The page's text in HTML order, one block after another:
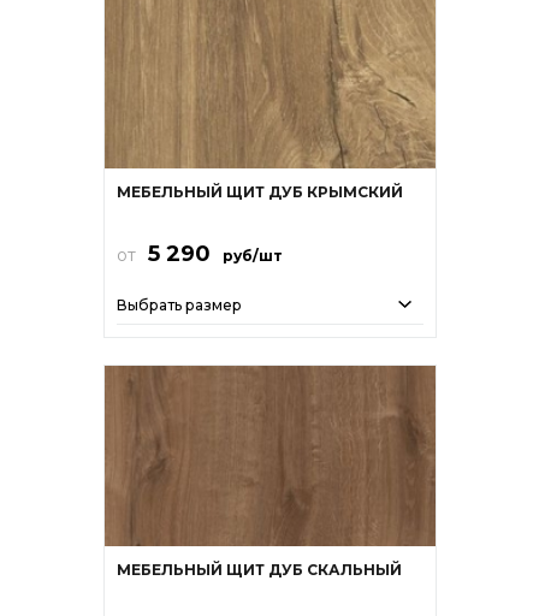
МЕБЕЛЬНЫЙ ЩИТ ДУБ КРЫМСКИЙ
от 5 290 руб/шт
Выбрать размер
МЕБЕЛЬНЫЙ ЩИТ ДУБ СКАЛЬНЫЙ